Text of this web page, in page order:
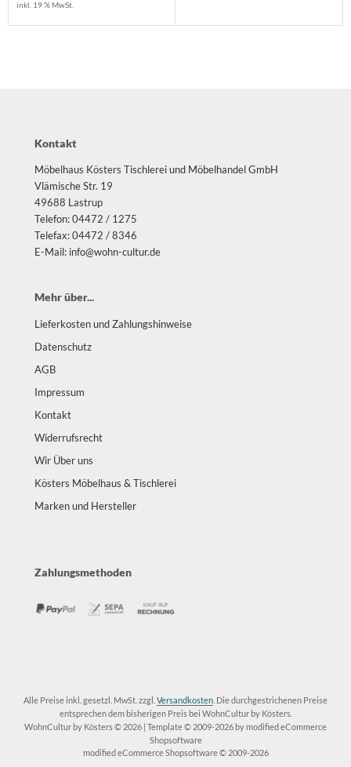
inkl. 19 % MwSt.
Kontakt
Möbelhaus Kösters Tischlerei und Möbelhandel GmbH
Vlämische Str. 19
49688 Lastrup
Telefon: 04472 / 1275
Telefax: 04472 / 8346
E-Mail: info@wohn-cultur.de
Mehr über...
Lieferkosten und Zahlungshinweise
Datenschutz
AGB
Impressum
Kontakt
Widerrufsrecht
Wir Über uns
Kösters Möbelhaus & Tischlerei
Marken und Hersteller
Zahlungsmethoden
Alle Preise inkl. gesetzl. MwSt. zzgl. Versandkosten . Die durchgestrichenen Preise
entsprechen dem bisherigen Preis bei WohnCultur by Kösters.
WohnCultur by Kösters © 2026 | Template © 2009-2026 by modified eCommerce
Shopsoftware
mod ified eCommerce Shopsoftware © 2009-2026